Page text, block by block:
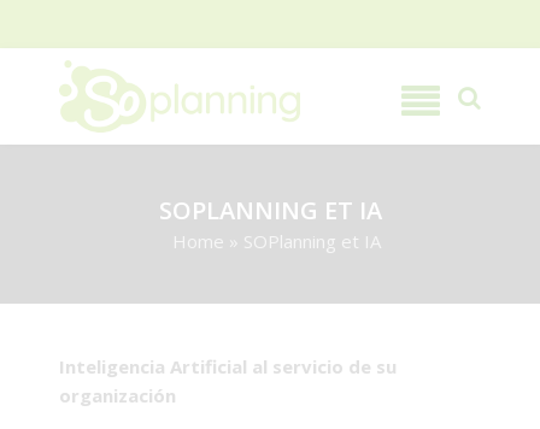
SOPLANNING ET IA
Home SOPlanning et IA
Inteligencia Artificial al servicio de su
organización